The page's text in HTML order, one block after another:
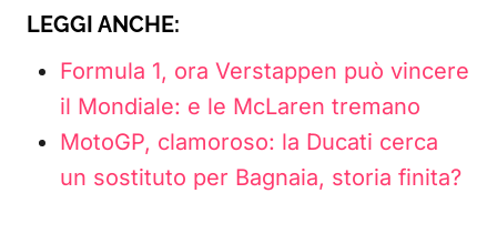
LEGGI ANCHE:
Formula 1, ora Verstappen può vincere
il Mondiale: e le McLaren tremano
MotoGP, clamoroso: la Ducati cerca
un sostituto per Bagnaia, storia finita?